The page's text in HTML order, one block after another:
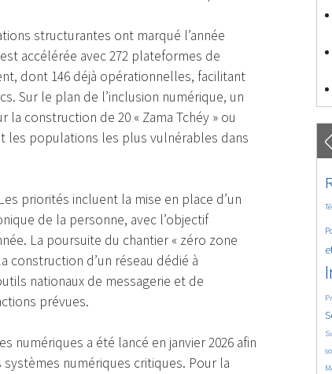
structurantes ont marqué l’année
accélérée avec 272 plateformes de
dont 146 déjà opérationnelles, facilitant
Sur le plan de l’inclusion numérique, un
construction de 20 « Zama Tchéy » ou
les populations les plus vulnérables dans
priorités incluent la mise en place d’un
de la personne, avec l’objectif
La poursuite du chantier « zéro zone
construction d’un réseau dédié à
nationaux de messagerie et de
prévues.
numériques a été lancé en janvier 2026 afin
numériques critiques. Pour la